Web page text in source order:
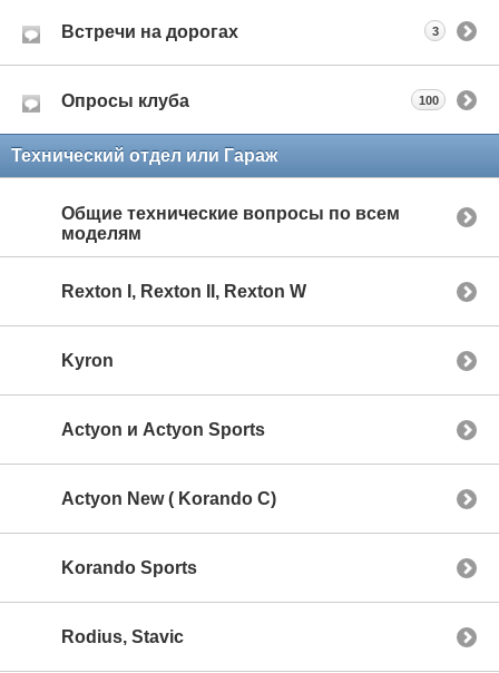
Встречи на дорогах 3
Опросы клуба 100
Технический отдел или Гараж
Общие технические вопросы по всем
моделям
Rexton I, Rexton II, Rexton W
Kyron
Actyon и Actyon Sports
Actyon New ( Korando C)
Korando Sports
Rodius, Stavic